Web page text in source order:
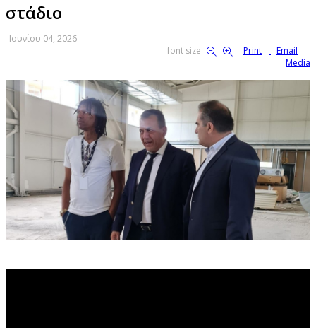
στάδιο
Ιουνίου 04, 2026
font size
Print
Email
Media